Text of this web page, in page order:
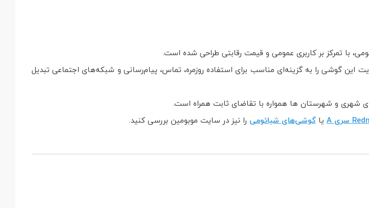
128 گیگابایت در کنار رم 4 گیگابایت این گوشی را به گزینه‌ای مناسب برای استفاده روزمره، تماس، پیام‌رسانی و شبکه‌های اجتماعی تبدیل
شهری و شهرستان ها همواره با تقاضای ثابت همراه است.
یا گوشی‌های شیائومی را نیز در سایت موبومین بررسی کنید.